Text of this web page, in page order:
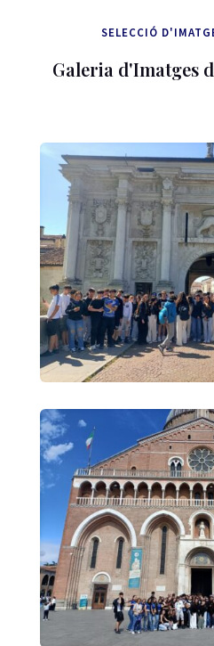
SELECCIÓ
Galeria d'Imatges